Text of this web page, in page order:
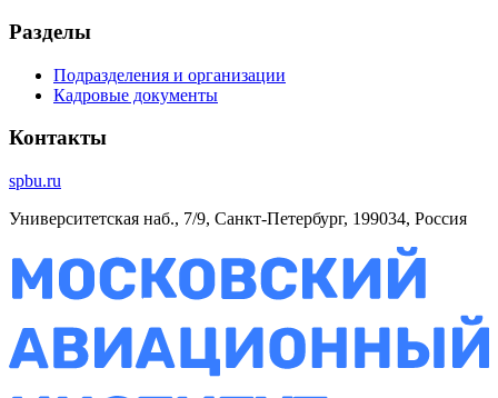
Разделы
Подразделения и организации
Кадровые документы
Контакты
spbu.ru
Университетская наб., 7/9, Санкт-Петербург, 199034, Россия